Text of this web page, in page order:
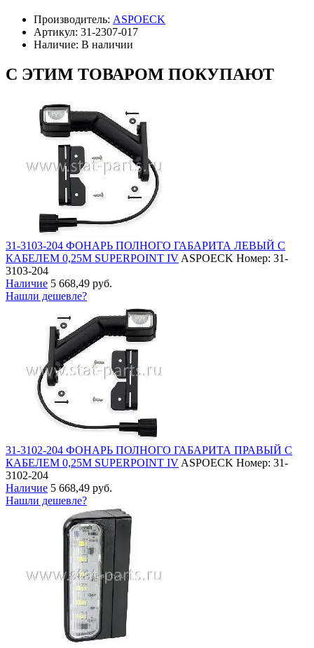
Производитель: ASPOECK
Артикул: 31-2307-017
Наличие: В наличии
С ЭТИМ ТОВАРОМ ПОКУПАЮТ
31-3103-204 ФОНАРЬ ПОЛНОГО ГАБАРИТА ЛЕВЫЙ С
КАБЕЛЕМ 0,25М SUPERPOINT IV ASPOECK Номер: 31-
3103-204
Наличие 5 668,49 руб.
Нашли дешевле?
31-3102-204 ФОНАРЬ ПОЛНОГО ГАБАРИТА ПРАВЫЙ С
КАБЕЛЕМ 0,25М SUPERPOINT IV ASPOECK Номер: 31-
3102-204
Наличие 5 668,49 руб.
Нашли дешевле?